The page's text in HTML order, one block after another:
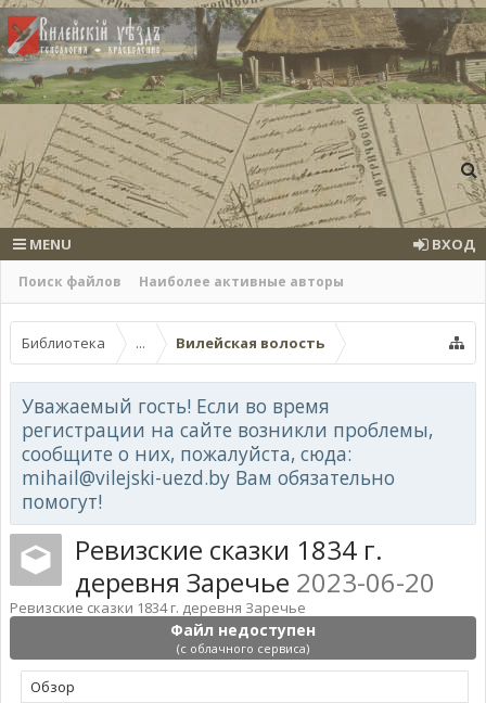
Поиск файлов Наиболее активные авторы
MENU ВХОД
Библиотека ... Вилейская волость
Уважаемый гость! Если во время
регистрации на сайте возникли проблемы,
сообщите о них, пожалуйста, сюда:
mihail@vilejski-uezd.by Вам обязательно
помогут!
Файл недоступен
(с облачного сервиса)
Ревизские сказки 1834 г.
деревня Заречье 2023-06-20
Ревизские сказки 1834 г. деревня Заречье
Обзoр